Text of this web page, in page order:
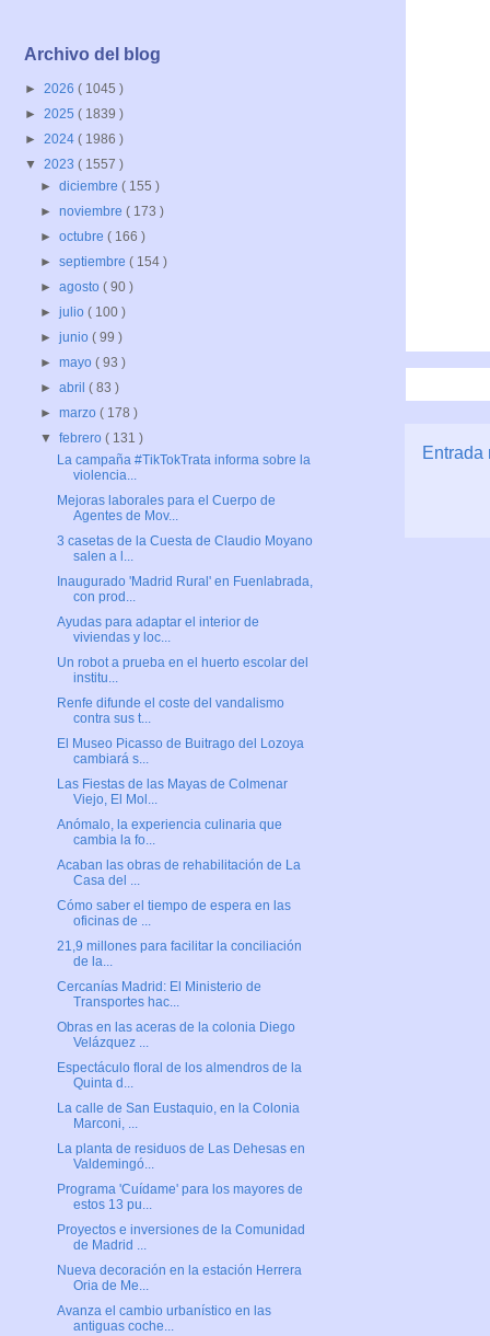
Entrada
Archivo del blog
► 2026 ( 1045 )
► 2025 ( 1839 )
► 2024 ( 1986 )
▼ 2023 ( 1557 )
►diciembre( 155 )
►noviembre( 173 )
►octubre( 166 )
►septiembre( 154 )
►agosto( 90 )
►julio( 100 )
►junio( 99 )
►mayo( 93 )
►abril( 83 )
►marzo( 178 )
▼febrero( 131 )
La campaña #TikTokTrata informa sobre la
violencia...
Mejoras laborales para el Cuerpo de
Agentes de Mov...
3 casetas de la Cuesta de Claudio Moyano
salen a l...
Inaugurado 'Madrid Rural' en Fuenlabrada,
con prod...
Ayudas para adaptar el interior de
viviendas y loc...
Un robot a prueba en el huerto escolar del
institu...
Renfe difunde el coste del vandalismo
contra sus t...
El Museo Picasso de Buitrago del Lozoya
cambiará s...
Las Fiestas de las Mayas de Colmenar
Viejo, El Mol...
Anómalo, la experiencia culinaria que
cambia la fo...
Acaban las obras de rehabilitación de La
Casa del ...
Cómo saber el tiempo de espera en las
oficinas de ...
21,9 millones para facilitar la conciliación
de la...
Cercanías Madrid: El Ministerio de
Transportes hac...
Obras en las aceras de la colonia Diego
Velázquez ...
Espectáculo floral de los almendros de la
Quinta d...
La calle de San Eustaquio, en la Colonia
Marconi, ...
La planta de residuos de Las Dehesas en
Valdemingó...
Programa 'Cuídame' para los mayores de
estos 13 pu...
Proyectos e inversiones de la Comunidad
de Madrid ...
Nueva decoración en la estación Herrera
Oria de Me...
Avanza el cambio urbanístico en las
antiguas coche...